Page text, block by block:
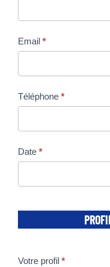
Email *
Téléphone *
Date *
Votre profil *